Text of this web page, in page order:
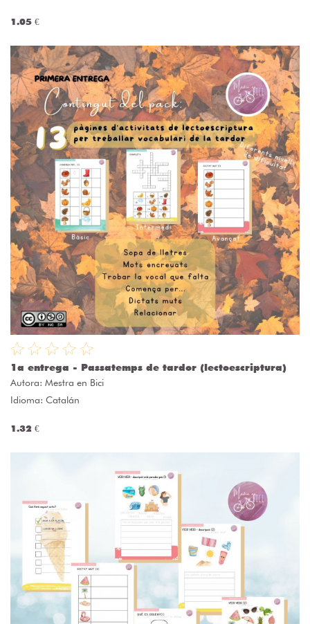
1.05 €
1a entrega - Passatemps de tardor (lectoescriptura)
Autora: Mestra en Bici
Idioma: Catalán
1.32 €